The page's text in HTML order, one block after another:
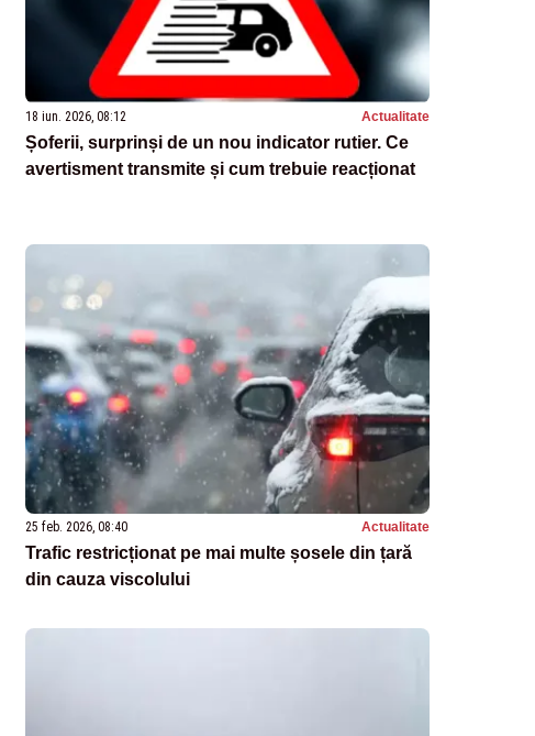
18 iun. 2026, 08:12 Actualitate
Șoferii, surprinși de un nou indicator rutier. Ce
avertisment transmite și cum trebuie reacționat
25 feb. 2026, 08:40 Actualitate
Trafic restricționat pe mai multe șosele din țară
din cauza viscolului